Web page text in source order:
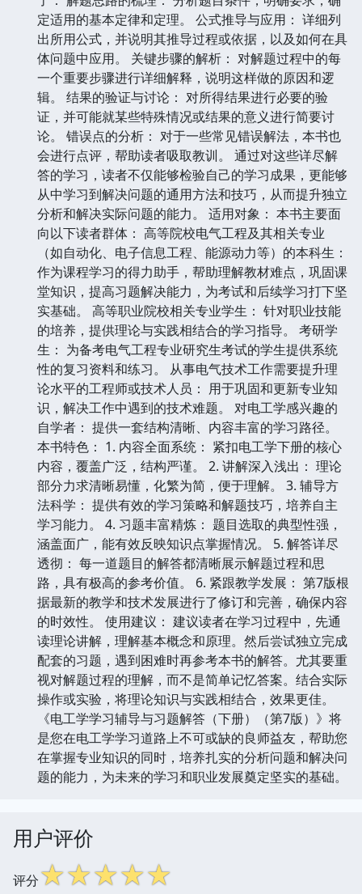
定适用的基本定律和定理。 公式推导与应用： 详细列
出所用公式，并说明其推导过程或依据，以及如何在具
体问题中应用。 关键步骤的解析： 对解题过程中的每
一个重要步骤进行详细解释，说明这样做的原因和逻
辑。 结果的验证与讨论： 对所得结果进行必要的验
证，并可能就某些特殊情况或结果的意义进行简要讨
论。 错误点的分析： 对于一些常见错误解法，本书也
会进行点评，帮助读者吸取教训。 通过对这些详尽解
答的学习，读者不仅能够检验自己的学习成果，更能够
从中学习到解决问题的通用方法和技巧，从而提升独立
分析和解决实际问题的能力。 适用对象： 本书主要面
向以下读者群体： 高等院校电气工程及其相关专业
（如自动化、电子信息工程、能源动力等）的本科生：
作为课程学习的得力助手，帮助理解教材难点，巩固课
堂知识，提高习题解决能力，为考试和后续学习打下坚
实基础。 高等职业院校相关专业学生： 针对职业技能
的培养，提供理论与实践相结合的学习指导。 考研学
生： 为备考电气工程专业研究生考试的学生提供系统
性的复习资料和练习。 从事电气技术工作需要提升理
论水平的工程师或技术人员： 用于巩固和更新专业知
识，解决工作中遇到的技术难题。 对电工学感兴趣的
自学者： 提供一套结构清晰、内容丰富的学习路径。
本书特色： 1. 内容全面系统： 紧扣电工学下册的核心
内容，覆盖广泛，结构严谨。 2. 讲解深入浅出： 理论
部分力求清晰易懂，化繁为简，便于理解。 3. 辅导方
法科学： 提供有效的学习策略和解题技巧，培养自主
学习能力。 4. 习题丰富精炼： 题目选取的典型性强，
涵盖面广，能有效反映知识点掌握情况。 5. 解答详尽
透彻： 每一道题目的解答都清晰展示解题过程和思
路，具有极高的参考价值。 6. 紧跟教学发展： 第7版根
据最新的教学和技术发展进行了修订和完善，确保内容
的时效性。 使用建议： 建议读者在学习过程中，先通
读理论讲解，理解基本概念和原理。然后尝试独立完成
配套的习题，遇到困难时再参考本书的解答。尤其要重
视对解题过程的理解，而不是简单记忆答案。结合实际
操作或实验，将理论知识与实践相结合，效果更佳。
《电工学学习辅导与习题解答（下册）（第7版）》将
是您在电工学学习道路上不可或缺的良师益友，帮助您
在掌握专业知识的同时，培养扎实的分析问题和解决问
题的能力，为未来的学习和职业发展奠定坚实的基础。
用户评价
评分☆☆☆☆☆